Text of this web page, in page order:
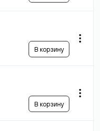
В корзину
В корзину